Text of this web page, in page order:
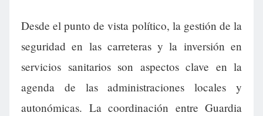
Desde el punto de vista político, la gestión de la
seguridad en las carreteras y la inversión en
servicios sanitarios son aspectos clave en la
agenda de las administraciones locales y
autonómicas. La coordinación entre Guardia